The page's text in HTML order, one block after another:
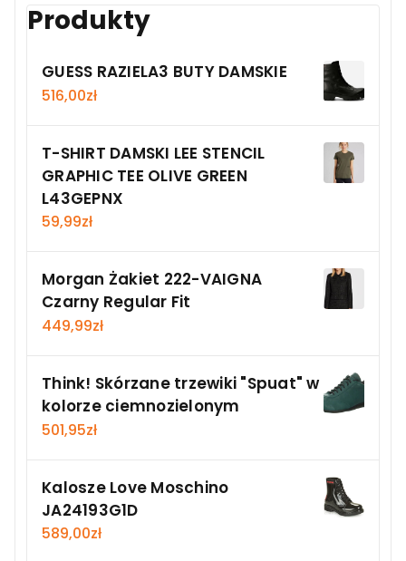
Produkty
GUESS RAZIELA3 BUTY DAMSKIE
516,00zł
T-SHIRT DAMSKI LEE STENCIL
GRAPHIC TEE OLIVE GREEN
L43GEPNX
59,99zł
Morgan Żakiet 222-VAIGNA
Czarny Regular Fit
449,99zł
Think! Skórzane trzewiki "Spuat" w
kolorze ciemnozielonym
501,95zł
Kalosze Love Moschino
JA24193G1D
589,00zł